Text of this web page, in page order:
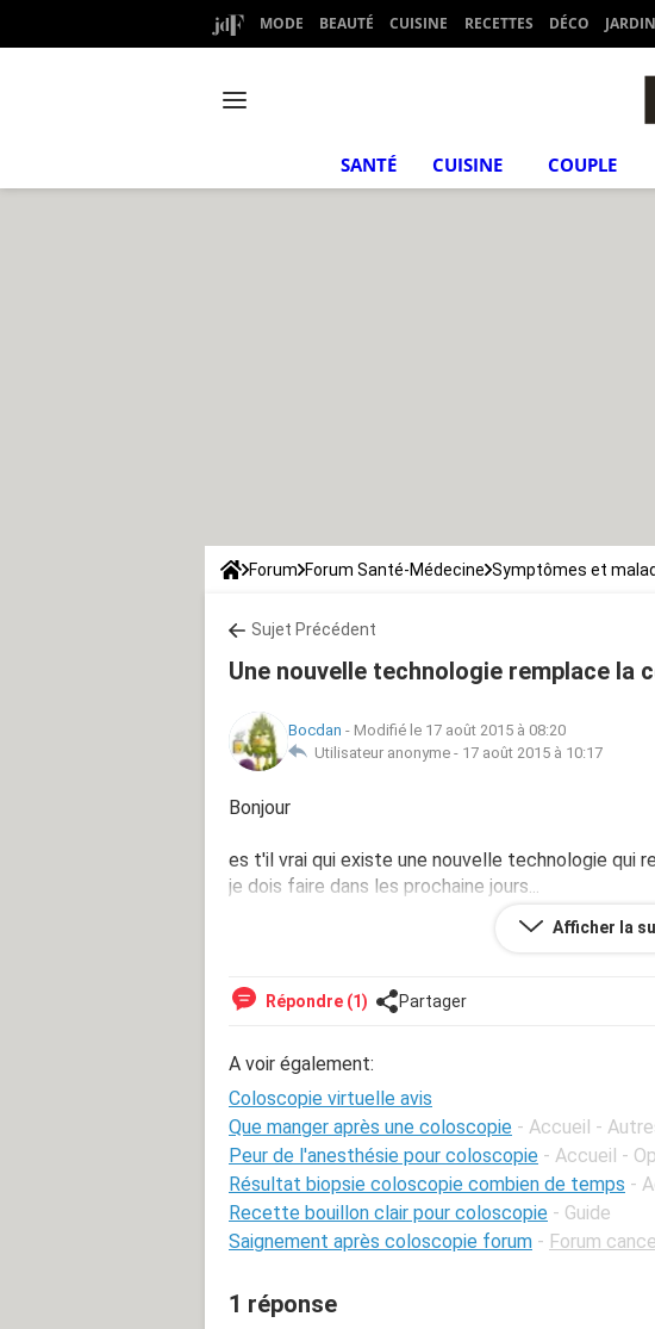
MODE BEAUTÉ CUISINE RECETTES DÉCO JARDIN
SANTÉ CUISINE COUPLE
Forum Forum Santé-Médecine Symptômes et
Sujet Précédent
Une nouvelle technologie remplace la
Bocdan - Modifié le 17 août 2015 à 08:20
Utilisateur anonyme - 17 août 2015 à 10:17
Bonjour
es t'il vrai qui existe une nouvelle technologie qui
je dois faire dans les prochaine jours...
Afficher la
Répondre (1) Partager
A voir également:
Coloscopie virtuelle avis
Que manger après une coloscopie - Accueil -
Peur de l'anesthésie pour coloscopie - Accueil -
Résultat biopsie coloscopie combien de temps -
Recette bouillon clair pour coloscopie - Guide
Saignement après coloscopie forum - Forum
1 réponse